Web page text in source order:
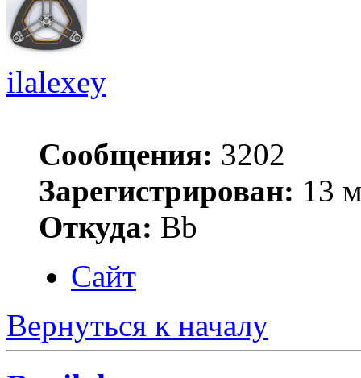
ilalexey
Сообщения: 3202
Зарегистрирован: 13
Откуда: Bb
Сайт
Вернуться к началу